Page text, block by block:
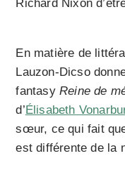
Richard Nixon
En matière de
Lauzon-Dicso
fantasyReine de
d’Élisabeth
sœur, ce qui fait
est différente de la